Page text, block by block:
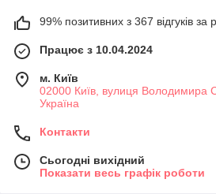
99% позитивних з 367 відгуків за
Працює з 10.04.2024
м. Київ
02000 Київ, вулиця Володимира
Україна
Контакти
Сьогодні вихідний
Показати весь графік роботи